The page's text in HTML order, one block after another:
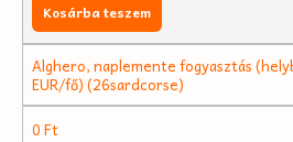
Kosárba teszem
Alghero, naplemente fogyasztás
EUR/fő) (26sardcorse)
0Ft